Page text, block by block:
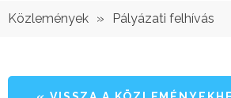
Közlemények » Pályázati felhívás